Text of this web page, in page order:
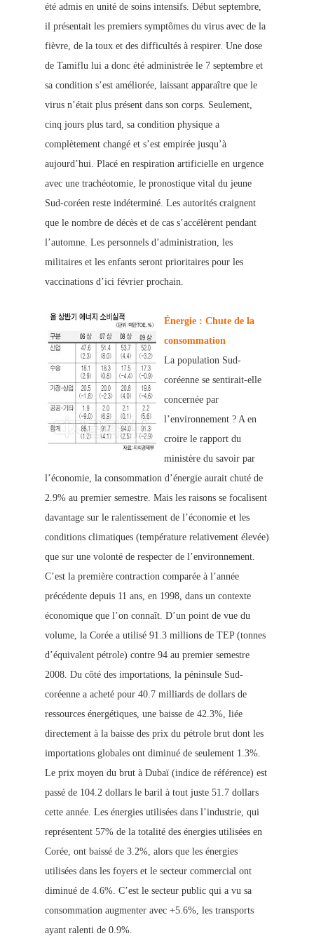
été admis en unité de soins intensifs. Début septembre,
il présentait les premiers symptômes du virus avec de la
fièvre, de la toux et des difficultés à respirer. Une dose
de Tamiflu lui a donc été administrée le 7 septembre et
sa condition s’est améliorée, laissant apparaître que le
virus n’était plus présent dans son corps. Seulement,
cinq jours plus tard, sa condition physique a
complètement changé et s’est empirée jusqu’à
aujourd’hui. Placé en respiration artificielle en urgence
avec une trachéotomie, le pronostique vital du jeune
Sud-coréen reste indéterminé. Les autorités craignent
que le nombre de décès et de cas s’accélèrent pendant
l’automne. Les personnels d’administration, les
militaires et les enfants seront prioritaires pour les
vaccinations d’ici février prochain.
Énergie : Chute de la
consommation
La population Sud-
coréenne se sentirait-elle
concernée par
l’environnement ? A en
croire le rapport du
ministère du savoir par
l’économie, la consommation d’énergie aurait chuté de
2.9% au premier semestre. Mais les raisons se focalisent
davantage sur le ralentissement de l’économie et les
conditions climatiques (température relativement élevée)
que sur une volonté de respecter de l’environnement.
C’est la première contraction comparée à l’année
précédente depuis 11 ans, en 1998, dans un contexte
économique que l’on connaît. D’un point de vue du
volume, la Corée a utilisé 91.3 millions de TEP (tonnes
d’équivalent pétrole) contre 94 au premier semestre
2008. Du côté des importations, la péninsule Sud-
coréenne a acheté pour 40.7 milliards de dollars de
ressources énergétiques, une baisse de 42.3%, liée
directement à la baisse des prix du pétrole brut dont les
importations globales ont diminué de seulement 1.3%.
Le prix moyen du brut à Dubaï (indice de référence) est
passé de 104.2 dollars le baril à tout juste 51.7 dollars
cette année. Les énergies utilisées dans l’industrie, qui
représentent 57% de la totalité des énergies utilisées en
Corée, ont baissé de 3.2%, alors que les énergies
utilisées dans les foyers et le secteur commercial ont
diminué de 4.6%. C’est le secteur public qui a vu sa
consommation augmenter avec +5.6%, les transports
ayant ralenti de 0.9%.